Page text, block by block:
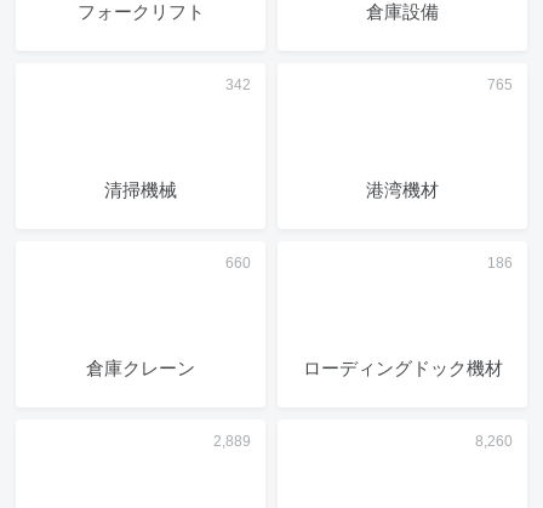
フォークリフト 倉庫設備
清掃機械 港湾機材
倉庫クレーン ローディングドック機材